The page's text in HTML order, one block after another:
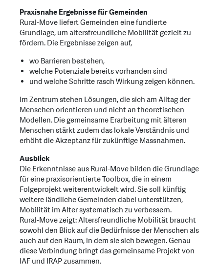
Praxisnahe Ergebnisse für Gemeinden
Rural-Move liefert Gemeinden eine fundierte
Grundlage, um altersfreundliche Mobilität gezielt zu
fördern. Die Ergebnisse zeigen auf,
wo Barrieren bestehen,
welche Potenziale bereits vorhanden sind
und welche Schritte rasch Wirkung zeigen können.
Im Zentrum stehen Lösungen, die sich am Alltag der
Menschen orientieren und nicht an theoretischen
Modellen. Die gemeinsame Erarbeitung mit älteren
Menschen stärkt zudem das lokale Verständnis und
erhöht die Akzeptanz für zukünftige Massnahmen.
Ausblick
Die Erkenntnisse aus Rural-Move bilden die Grundlage
für eine praxisorientierte Toolbox, die in einem
Folgeprojekt weiterentwickelt wird. Sie soll künftig
weitere ländliche Gemeinden dabei unterstützen,
Mobilität im Alter systematisch zu verbessern.
Rural-Move zeigt: Altersfreundliche Mobilität braucht
sowohl den Blick auf die Bedürfnisse der Menschen als
auch auf den Raum, in dem sie sich bewegen. Genau
diese Verbindung bringt das gemeinsame Projekt von
IAF und IRAP zusammen.